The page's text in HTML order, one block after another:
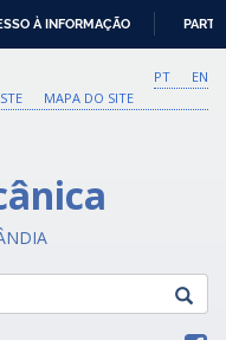
À INFORMAÇÃO
PT
EN
MAPA DO SITE